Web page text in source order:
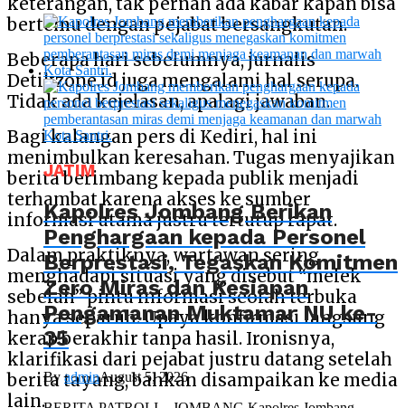
keterangan, tak pernah ada kabar kapan bisa
bertemu dengan pejabat bersangkutan.
Beberapa hari sebelumnya, jurnalis
Detikzone.id juga mengalami hal serupa.
Tidak ada kejelasan, apalagi jawaban.
Bagi kalangan pers di Kediri, hal ini
menimbulkan keresahan. Tugas menyajikan
berita berimbang kepada publik menjadi
terhambat karena akses ke sumber
informasi utama justru tertutup rapat.
Dalam praktiknya, wartawan sering
menghadapi situasi yang disebut “melek
sebelah” pintu informasi seolah terbuka
hanya separuh. Upaya konfirmasi langsung
kerap berakhir tanpa hasil. Ironisnya,
klarifikasi dari pejabat justru datang setelah
berita tayang, bahkan disampaikan ke media
lain.
JATIM
Kapolres Jombang Berikan
Penghargaan kepada Personel
Berprestasi, Tegaskan Komitmen
Zero Miras dan Kesiapan
Pengamanan Muktamar NU ke-
35
ByadminAugust 5, 2026